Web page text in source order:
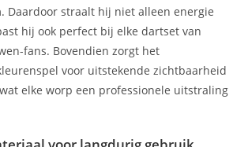
. Daardoor straalt hij niet alleen energie
hij ook perfect bij elke dartset van
fans. Bovendien zorgt het
voor uitstekende zichtbaarheid
elke worp een professionele uitstraling